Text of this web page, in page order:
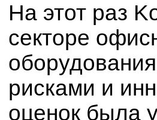
На этот раз
секторе
рисками и
оценок была